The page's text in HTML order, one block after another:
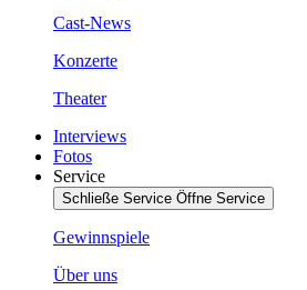
Cast-News
Konzerte
Theater
Interviews
Fotos
Service
Schließe Service Öffne Service
Gewinnspiele
Über uns